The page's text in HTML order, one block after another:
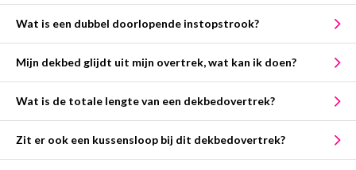
Wat is een dubbel doorlopende instopstrook?
Mijn dekbed glijdt uit mijn overtrek, wat kan ik doen?
Wat is de totale lengte van een dekbedovertrek?
Zit er ook een kussensloop bij dit dekbedovertrek?